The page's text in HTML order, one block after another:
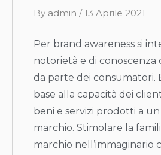
B
By admin /13 Aprile 2021
Per brand awareness si
notorietà e di conoscenza
da parte dei consumatori.
base alla capacità dei
beni e servizi prodotti a
marchio. Stimolare la
marchio nell’immaginario